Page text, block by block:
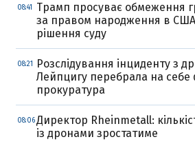
08:41
Трамп просуває обмеження
за правом народження в
рішення суду
08:21
Розслідування інциденту з
Лейпцигу перебрала на
прокуратура
08:06 Директор Rheinmetall:
із дронами зростатиме